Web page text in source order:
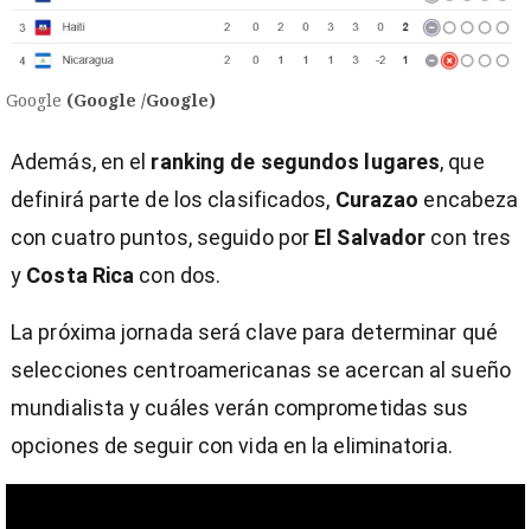
Google (Google /Google)
Además, en el ranking de segundos lugares, que
definirá parte de los clasificados, Curazao encabeza
con cuatro puntos, seguido por El Salvador con tres
y Costa Rica con dos.
La próxima jornada será clave para determinar qué
selecciones centroamericanas se acercan al sueño
mundialista y cuáles verán comprometidas sus
opciones de seguir con vida en la eliminatoria.